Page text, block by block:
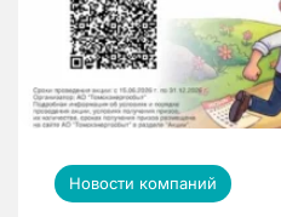
Новости компаний